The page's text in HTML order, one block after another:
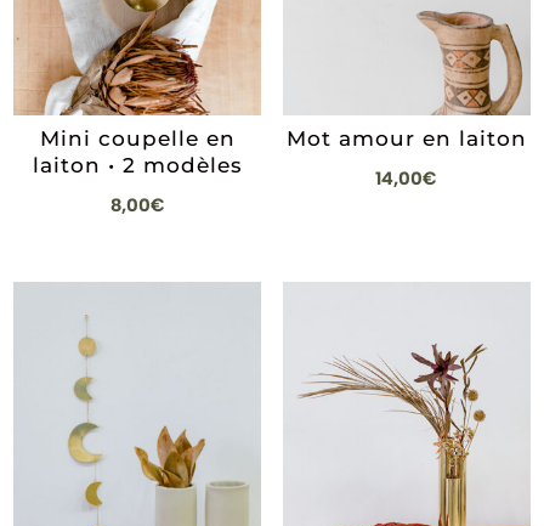
Mini coupelle en
laiton • 2 modèles
8,00€
Mot amour en laiton
14,00€